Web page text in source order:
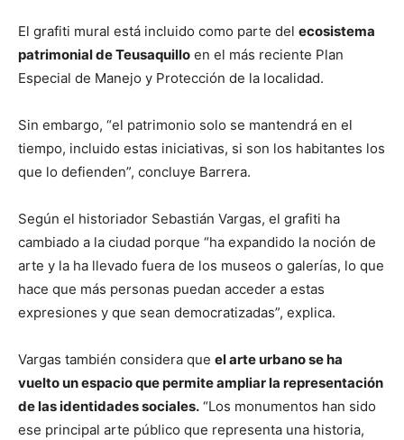
El grafiti mural está incluido como parte del ecosistema
patrimonial de Teusaquillo en el más reciente Plan
Especial de Manejo y Protección de la localidad.
Sin embargo, “el patrimonio solo se mantendrá en el
tiempo, incluido estas iniciativas, si son los habitantes los
que lo defienden”, concluye Barrera.
Según el historiador Sebastián Vargas, el grafiti ha
cambiado a la ciudad porque “ha expandido la noción de
arte y la ha llevado fuera de los museos o galerías, lo que
hace que más personas puedan acceder a estas
expresiones y que sean democratizadas”, explica.
Vargas también considera que el arte urbano se ha
vuelto un espacio que permite ampliar la representación
de las identidades sociales. “Los monumentos han sido
ese principal arte público que representa una historia,